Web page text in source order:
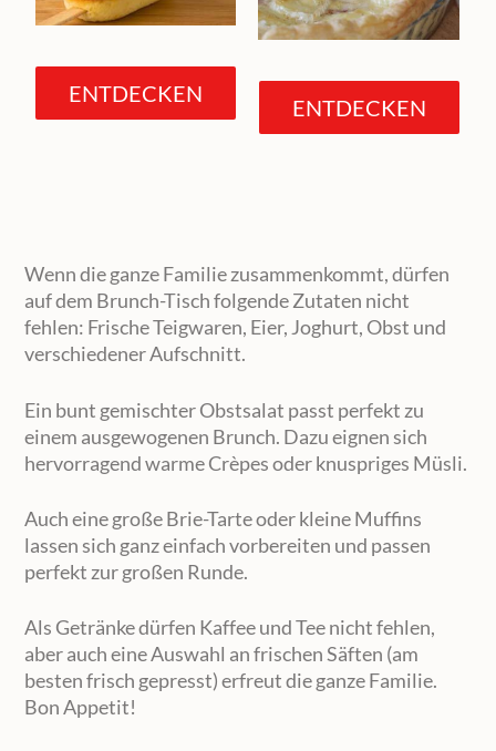
ENTDECKEN
ENTDECKEN
Wenn die ganze Familie zusammenkommt, dürfen
auf dem Brunch-Tisch folgende Zutaten nicht
fehlen: Frische Teigwaren, Eier, Joghurt, Obst und
verschiedener Aufschnitt.
Ein bunt gemischter Obstsalat passt perfekt zu
einem ausgewogenen Brunch. Dazu eignen sich
hervorragend warme Crèpes oder knuspriges Müsli.
Auch eine große Brie-Tarte oder kleine Muffins
lassen sich ganz einfach vorbereiten und passen
perfekt zur großen Runde.
Als Getränke dürfen Kaffee und Tee nicht fehlen,
aber auch eine Auswahl an frischen Säften (am
besten frisch gepresst) erfreut die ganze Familie.
Bon Appetit!